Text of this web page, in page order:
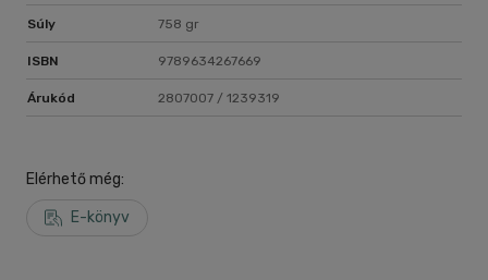
Súly 758 gr
ISBN 9789634267669
Árukód 2807007 / 1239319
Elérhető még:
E-könyv